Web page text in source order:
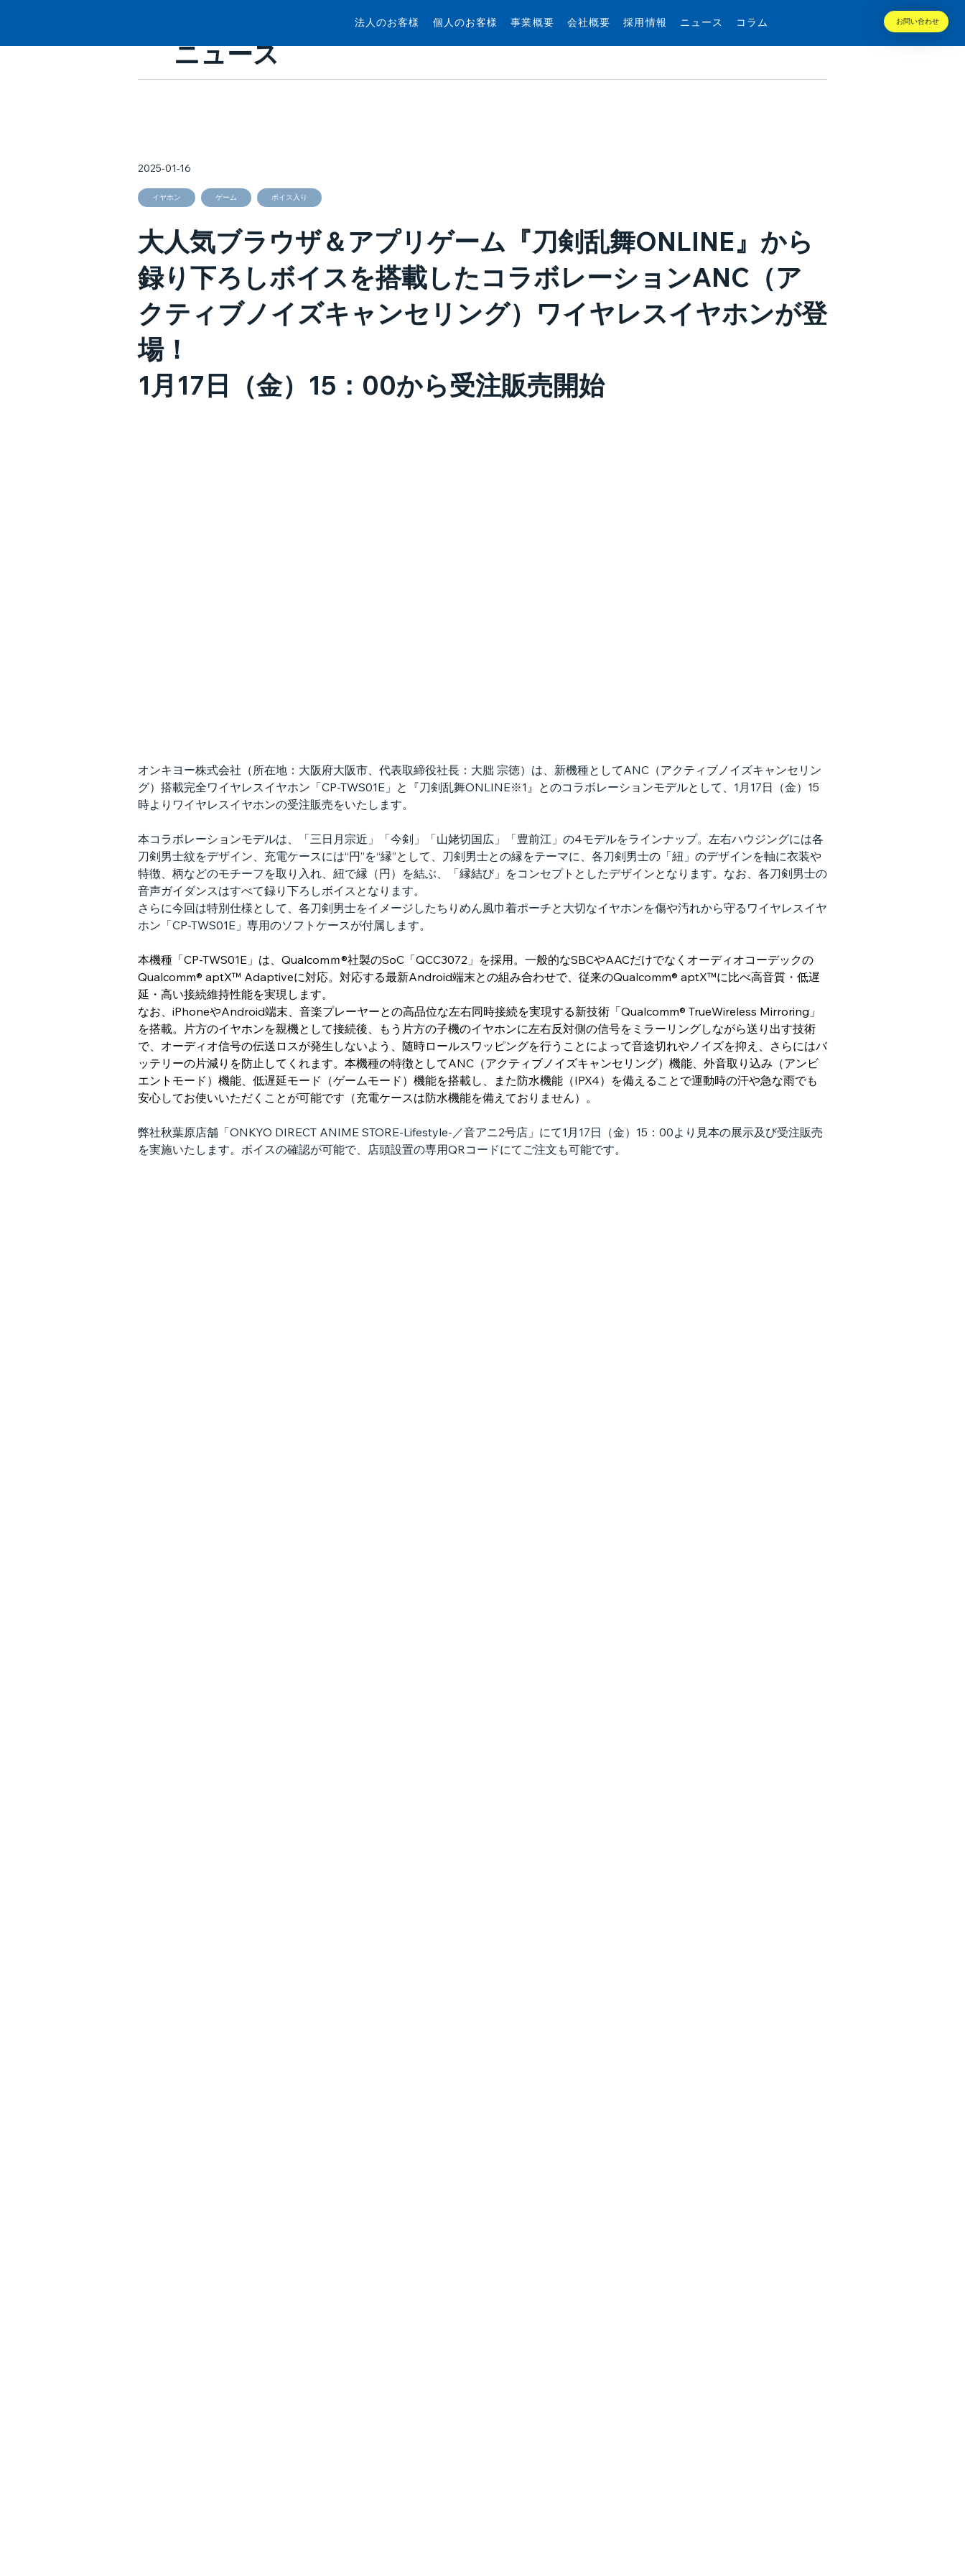
法人のお客様 個人のお客様 事業概要 会社概要 採用情報 ニュース コラム お問い合わせ
ニュース
大人気ブラウザ＆アプリゲーム『刀剣乱舞ONLINE』から
録り下ろしボイスを搭載したコラボレーションANC（ア
クティブノイズキャンセリング）ワイヤレスイヤホンが登
場！
1月17日（金）15：00から受注販売開始
イヤホン ゲーム ボイス入り
2025-01-16
オンキヨー株式会社（所在地：大阪府大阪市、代表取締役社長：大朏 宗徳）は、新機種としてANC（アクティブノイズキャンセリン
グ）搭載完全ワイヤレスイヤホン「CP-TWS01E」と『刀剣乱舞ONLINE※1』とのコラボレーションモデルとして、1月17日（金）15
時よりワイヤレスイヤホンの受注販売をいたします。
本コラボレーションモデルは、「三日月宗近」「今剣」「山姥切国広」「豊前江」の4モデルをラインナップ。左右ハウジングには各
刀剣男士紋をデザイン、充電ケースには“円”を“縁”として、刀剣男士との縁をテーマに、各刀剣男士の「紐」のデザインを軸に衣装や
特徴、柄などのモチーフを取り入れ、紐で縁（円）を結ぶ、「縁結び」をコンセプトとしたデザインとなります。なお、各刀剣男士の
音声ガイダンスはすべて録り下ろしボイスとなります。
さらに今回は特別仕様として、各刀剣男士をイメージしたちりめん風巾着ポーチと大切なイヤホンを傷や汚れから守るワイヤレスイヤ
ホン「CP-TWS01E」専用のソフトケースが付属します。
本機種「CP-TWS01E」は、Qualcomｍ®社製のSoC「QCC3072」を採用。一般的なSBCやAACだけでなくオーディオコーデックの
Qualcomm® aptX™ Adaptiveに対応。対応する最新Android端末との組み合わせで、従来のQualcomm® aptX™に比べ高音質・低遅
延・高い接続維持性能を実現します。
なお、iPhoneやAndroid端末、音楽プレーヤーとの高品位な左右同時接続を実現する新技術「Qualcomm® TrueWireless Mirroring」
を搭載。片方のイヤホンを親機として接続後、もう片方の子機のイヤホンに左右反対側の信号をミラーリングしながら送り出す技術
で、オーディオ信号の伝送ロスが発生しないよう、随時ロールスワッピングを行うことによって音途切れやノイズを抑え、さらにはバ
ッテリーの片減りを防止してくれます。本機種の特徴としてANC（アクティブノイズキャンセリング）機能、外音取り込み（アンビ
エントモード）機能、低遅延モード（ゲームモード）機能を搭載し、また防水機能（IPX4）を備えることで運動時の汗や急な雨でも
安心してお使いいただくことが可能です（充電ケースは防水機能を備えておりません）。
弊社秋葉原店舗「ONKYO DIRECT ANIME STORE-Lifestyle-／音アニ2号店」にて1月17日（金）15：00より見本の展示及び受注販売
を実施いたします。ボイスの確認が可能で、店頭設置の専用QRコードにてご注文も可能です。